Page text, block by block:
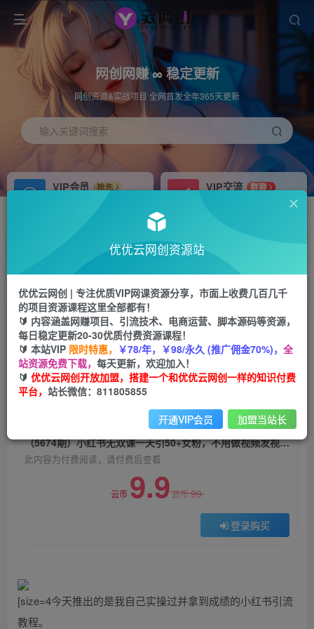
网创网赚 ∞ 稳定更新
网创资源&实战项目 全网首发全年365天更新
输入关键词搜索
VIP会员
抢先
免费下载全站资源
VIP交流
群聊
研究探讨更多创业项目路子。
站长V：hu91275
推荐
首页 中创网 正文
（5674期）小红书无双课一天引50+女粉，不用做
视频发视频，小白也很容易上手拿到结果
优优云网创
2年前发布
关注 私信
（5674期）小红书无双课一天引50+女粉，不用做视频发视频，小白也很容易上手拿到结果
此内容为付费阅读，请付费后查看
云币 9.9云币99
登录购买
[size=4今天推出的是我自己实操过并拿到成绩的小红书引流
教程。
优优云网创资源站
优优云网创 | 专注优质VIP网课资源分享，市面上收费几百几千
的项目资源课程这里全部都有！
🔰 内容涵盖网赚项目、引流技术、电商运营、脚本源码等资源，
每日稳定更新20-30优质付费资源课程！
🔰 本站VIP 限时特惠， ￥78/年，￥98/永久 (推广佣金70%)， 全
站资源免费下载， 每天更新，欢迎加入！
🔰 优优云网创开放加盟，搭建一个和优优云网创一样的知识付费
平台， 站长微信：811805855
开通VIP会员 加盟当站长